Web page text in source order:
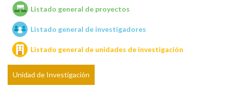
Unidades de investigación
Listado general de proyectos
Listado general de investigadores
Listado general de unidades de investigación
Unidad de Investigación